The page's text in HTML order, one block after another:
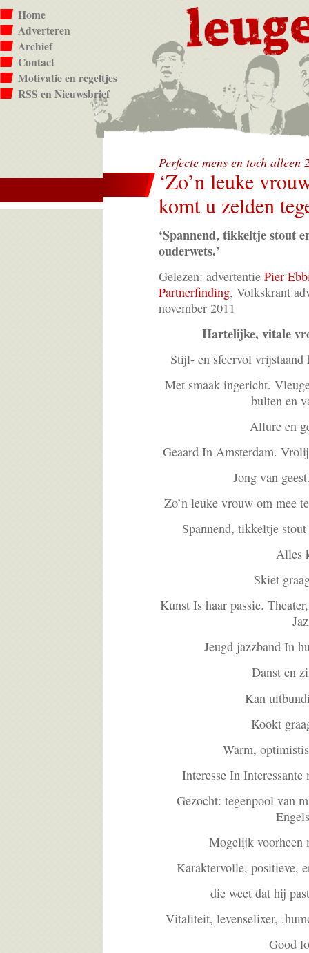
Home
Adverteren
Archief
Contact
Motivatie en regeltjes
RSS en Nieuwsbrief
Perfecte mens en toch alleen
‘Zo’n leuke
komt u zelden
‘Spannend, tikkeltje stout
ouderwets.’
Gelezen: advertentie Pier
Partnerfinding, Volkskrant
november 2011
Hartelijke, vitale
Stijl- en sfeervol
Met smaak ingericht.
bulten en
Allure en
Geaard In Amsterdam.
Jong van
Zo’n leuke vrouw om mee
Spannend, tikkeltje
Alles
Skiet
Kunst Is haar passie.
Jeugd jazzband In
Danst en
Kan
Kookt
Warm,
Interesse In
Gezocht: tegenpool van
Mogelijk voorheen
Karaktervolle, positieve,
die weet dat hij
Vitaliteit, levenselixer,
Good